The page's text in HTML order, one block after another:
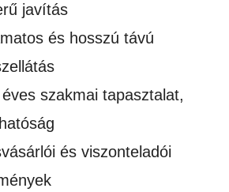
javítás
és hosszú távú
szakmai tapasztalat,
és viszonteladói